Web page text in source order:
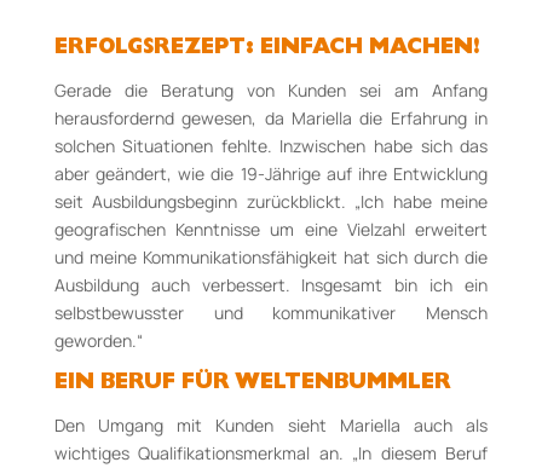
ERFOLGSREZEPT: EINFACH MACHEN!
Gerade die Beratung von Kunden sei am Anfang
herausfordernd gewesen, da Mariella die Erfahrung in
solchen Situationen fehlte. Inzwischen habe sich das
aber geändert, wie die 19-Jährige auf ihre Entwicklung
seit Ausbildungsbeginn zurückblickt. „Ich habe meine
geografischen Kenntnisse um eine Vielzahl erweitert
und meine Kommunikationsfähigkeit hat sich durch die
Ausbildung auch verbessert. Insgesamt bin ich ein
selbstbewusster und kommunikativer Mensch
geworden.“
EIN BERUF FÜR WELTENBUMMLER
Den Umgang mit Kunden sieht Mariella auch als
wichtiges Qualifikationsmerkmal an. „In diesem Beruf